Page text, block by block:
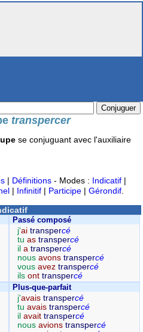
transpercer
se conjuguant avec l'auxiliaire
| Définitions - Modes : Indicatif |
| Infinitif | Participe | Gérondif
Passé composé
j'ai transpercé
tuas transpercé
ila transpercé
nousavons transpercé
vousavez transpercé
ilsont transpercé
Plus-que-parfait
j'avais transpercé
tuavais transpercé
ilavait transpercé
nousavions transpercé